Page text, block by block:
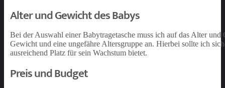
Alter und Gewicht des Babys
Bei der Auswahl einer Babytragetasche muss ich auf das Alter
Gewicht und eine ungefähre Altersgruppe an. Hierbei sollte ich
ausreichend Platz für sein Wachstum bietet.
Preis und Budget